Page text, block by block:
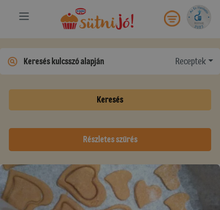
Receptek
Keresés
Részletes szűrés